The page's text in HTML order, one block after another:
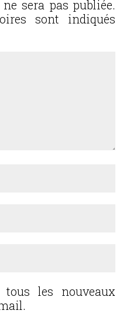
sera pas publiée.
sont indiqués
tous les nouveaux